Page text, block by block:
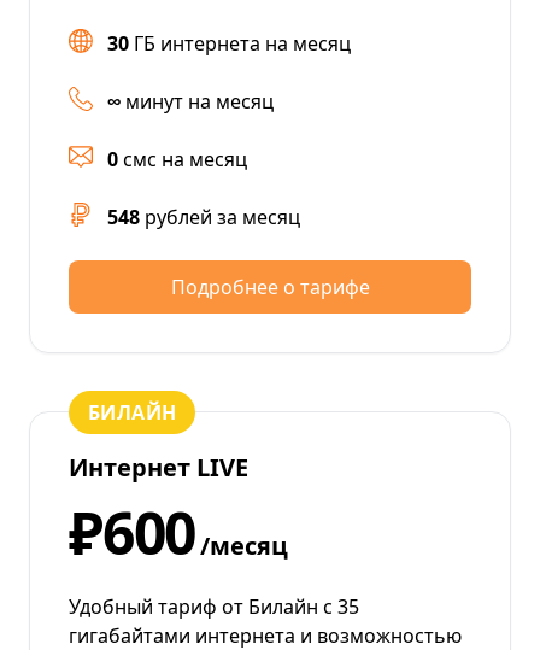
30 ГБ интернета на месяц
∞ минут на месяц
0смс на месяц
548 рублей за месяц
Подробнее о тарифе
БИЛАЙН
Интернет LIVE
₽600/месяц
Удобный тариф от Билайн с 35
гигабайтами интернета и возможностью